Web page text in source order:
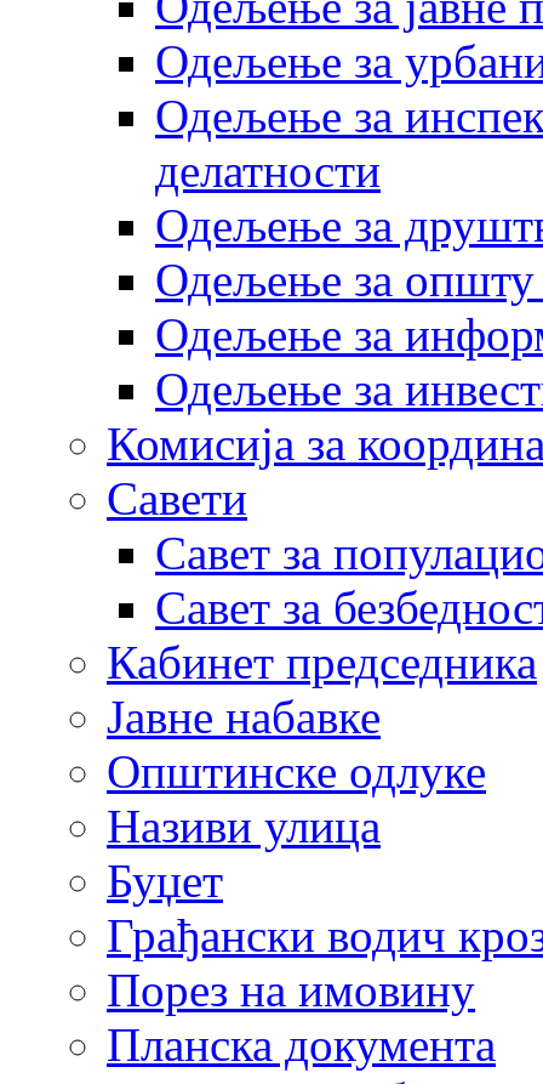
Одељење за
Одељење за
делатности
Одељење за
Одељење за општу
Одељење за
Одељење за
Комисија за
Савети
Савет за
Савет за
Кабинет председника
Јавне набавке
Општинске одлуке
Називи улица
Буџет
Грађански водич
Порез на имовину
Планска документа